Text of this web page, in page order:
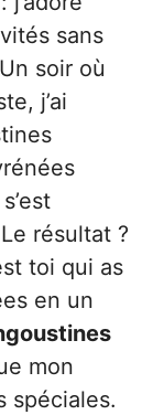
sans
soir où
j’ai
résultat ?
toi qui as
en un
mon
spéciales.